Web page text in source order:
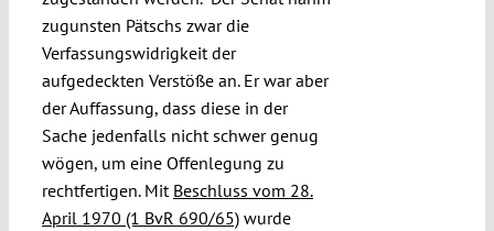
zugunsten Pätschs zwar die
Verfassungswidrigkeit der
aufgedeckten Verstöße an. Er war aber
der Auffassung, dass diese in der
Sache jedenfalls nicht schwer genug
wögen, um eine Offenlegung zu
rechtfertigen. Mit Beschluss vom 28.
April 1970 (1 BvR 690/65)wurde